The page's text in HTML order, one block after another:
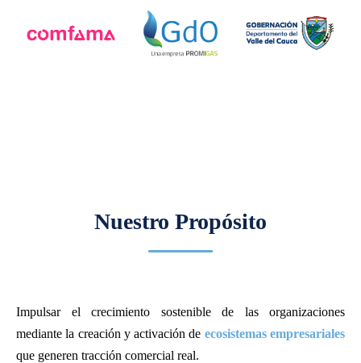
Nuestro Propósito
Impulsar el crecimiento sostenible de las organizaciones
mediante la creación y activación de ecosistemas empresariales
que generen tracción comercial real.